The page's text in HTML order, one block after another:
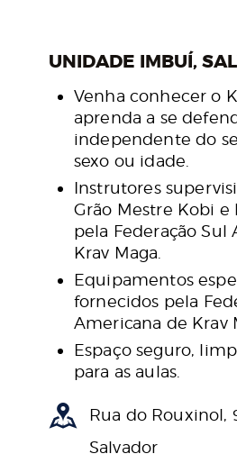
UNIDADE IMBUÍ,
Venha conhecer o
aprenda a se
independente do
sexo ou idade.
Instrutores
Grão Mestre Kobi e
pela Federação Sul
Krav Maga.
Equipamentos
fornecidos pela
Americana de Krav
Espaço seguro,
para as aulas.
Rua do Rouxinol,
Salvador